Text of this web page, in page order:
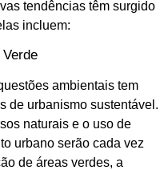
tendências têm surgido
incluem:
ambientais tem
de urbanismo sustentável.
naturais e o uso de
urbano serão cada vez
de áreas verdes, a